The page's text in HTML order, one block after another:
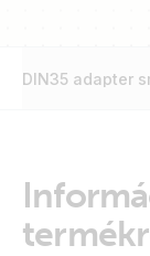
DIN35 adapter